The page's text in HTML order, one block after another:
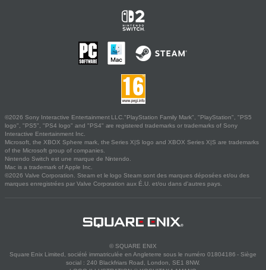
©2026 Sony Interactive Entertainment LLC."PlayStation Family Mark", "PlayStation", "PS5
logo", "PS5", "PS4 logo" and "PS4" are registered trademarks or trademarks of Sony
Interactive Entertainment Inc.
Microsoft, the XBOX Sphere mark, the Series X|S logo and XBOX Series X|S are trademarks
of the Microsoft group of companies.
Nintendo Switch est une marque de Nintendo.
Mac is a trademark of Apple Inc.
©2026 Valve Corporation. Steam et le logo Steam sont des marques déposées et/ou des
marques enregistrées par Valve Corporation aux É.U. et/ou dans d'autres pays.
© SQUARE ENIX
Square Enix Limited, société immatriculée en Angleterre sous le numéro 01804186 - Siège
social : 240 Blackfriars Road, London, SE1 8NW.